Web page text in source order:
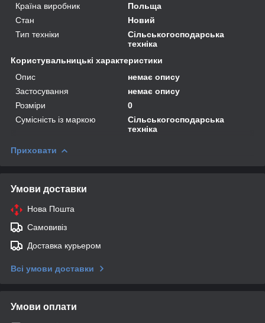
Країна виробник
Польща
Стан
Новий
Тип техніки
Сільськогосподарська
техніка
Користувальницькі характеристики
Опис
немає опису
Застосування
немає опису
Розміри
0
Сумісність із маркою
Сільськогосподарська
техніка
Приховати
Умови доставки
Нова Пошта
Самовивіз
Доставка курьером
Всі умови доставки
Умови оплати